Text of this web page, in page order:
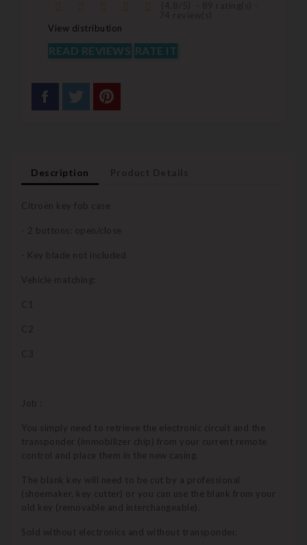
View distribution
READ REVIEWS RATE IT
Description
Citroën key fob case
- 2 buttons: open/close
- Key blade not included
Vehicle matching:
C1
C2
C3
Job :
You simply need to retrieve the electronic circuit and the
transponder (immobilizer chip) from your current remote
control and place them in the new casing.
The blank key will need to be cut by a professional
(shoemaker, key cutter) or you can use the blank from your
old key (removable and interchangeable).
Sold without electronics and without transponder.